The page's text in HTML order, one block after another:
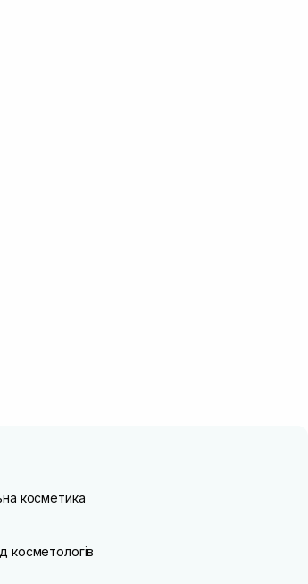
косметика
косметологів